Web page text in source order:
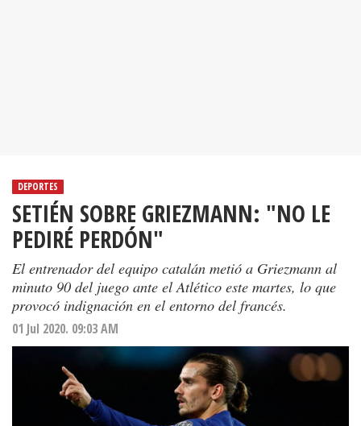
DEPORTES
SETIÉN SOBRE GRIEZMANN: "NO LE
PEDIRÉ PERDÓN"
El entrenador del equipo catalán metió a Griezmann al
minuto 90 del juego ante el Atlético este martes, lo que
provocó indignación en el entorno del francés.
01 Jul 2020. 09:03 AM